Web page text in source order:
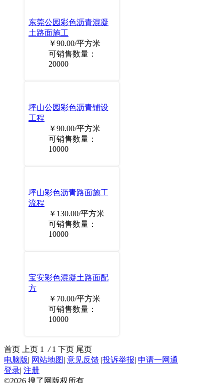
东莞公园彩色沥青混凝
土路面施工
￥90.00/平方米
可销售数量：
20000
坪山公园彩色沥青铺设
工程
￥90.00/平方米
可销售数量：
10000
坪山彩色沥青路面施工
流程
￥130.00/平方米
可销售数量：
10000
宝安彩色混凝土路面配
方
￥70.00/平方米
可销售数量：
10000
首页 上页 1 /1 下页 尾页
电脑版| 网站地图| 意见反馈 |投诉举报| 申请一网通
登录| 注册
©2026 搜了网 版权所有